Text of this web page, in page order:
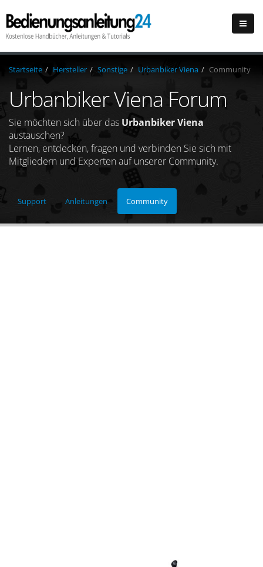
Startseite Hersteller Sonstige Urbanbiker Viena Community
Urbanbiker Viena Forum
Sie möchten sich über das Urbanbiker Viena
austauschen?
Lernen, entdecken, fragen und verbinden Sie sich mit
Mitgliedern und Experten auf unserer Community.
Support Anleitungen Community